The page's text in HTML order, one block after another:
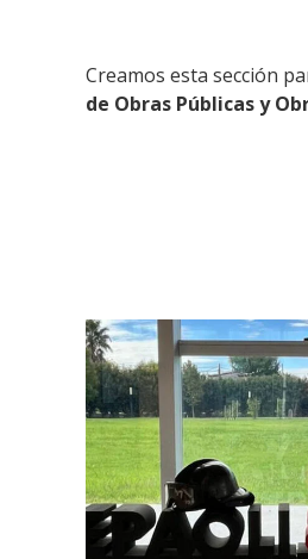
Creamos esta sección
de Obras Públicas y